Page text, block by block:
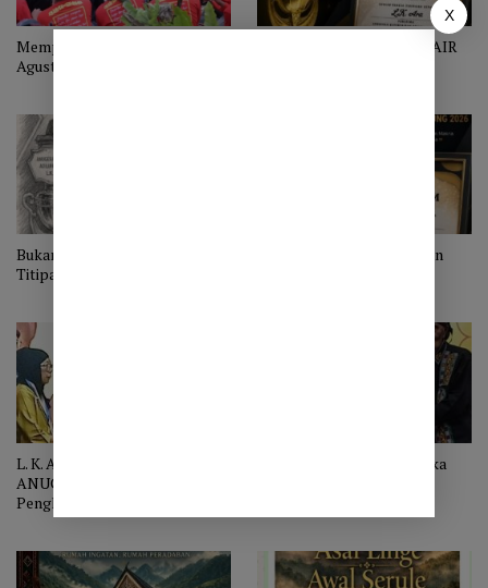
Memperingati Hari Didong 5
Agustus
HARGA SEORANG PENYAIR
Bukan Mahkota, Melainkan
Titipan
Bukan Mahkota, Melainkan
L. K. ARA MENERIMA
ANUGERAH ADI LUHUNG
Penghormatan bagi Penyair
yang Menjaga Nurani Bangsa
Anugerah Adiluhung: Ketika
X